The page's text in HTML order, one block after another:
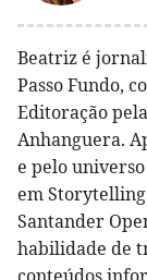
Beatriz é
Passo Fundo,
Editoração
Anhanguera.
e pelo
em
Santander
habilidade de